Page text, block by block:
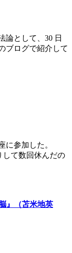
論として、30 日
ブログで紹介して
に参加した。
して数回休んだの
』（苫米地英